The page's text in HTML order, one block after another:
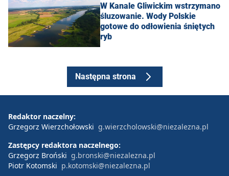
W Kanale Gliwickim wstrzymano
śluzowanie. Wody Polskie
gotowe do odłowienia śniętych
ryb
Następna strona
Redaktor naczelny:
Grzegorz Wierzchołowski g.wierzcholowski@niezalezna.pl
Zastępcy redaktora naczelnego:
Grzegorz Broński g.bronski@niezalezna.pl
Piotr Kotomski p.kotomski@niezalezna.pl